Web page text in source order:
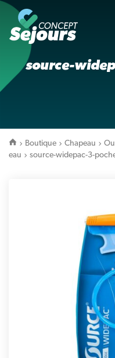
source-
Boutique Chapeau
eau
source-widepac-3-